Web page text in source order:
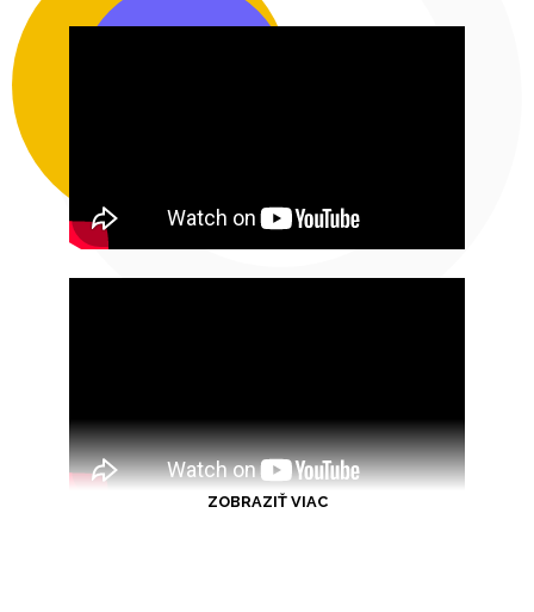
ZOBRAZIŤ VIAC